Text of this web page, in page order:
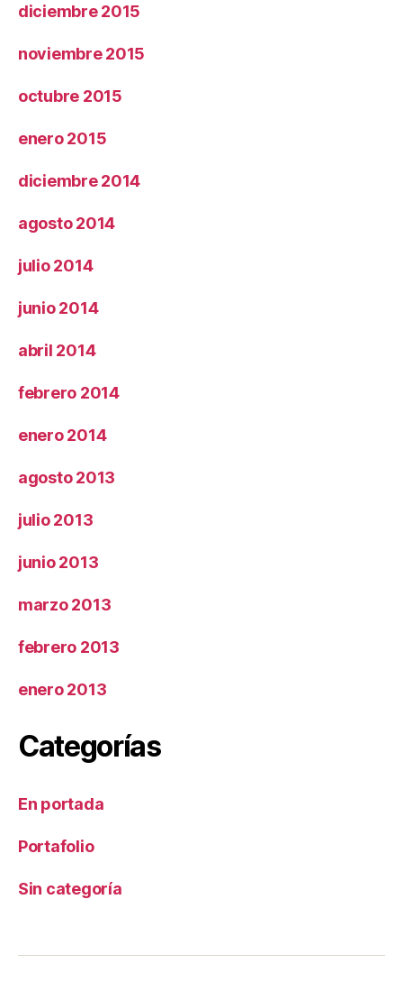
diciembre 2015
noviembre 2015
octubre 2015
enero 2015
diciembre 2014
agosto 2014
julio 2014
junio 2014
abril 2014
febrero 2014
enero 2014
agosto 2013
julio 2013
junio 2013
marzo 2013
febrero 2013
enero 2013
Categorías
En portada
Portafolio
Sin categoría